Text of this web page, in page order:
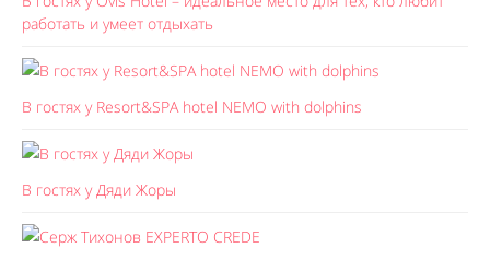
работать и умеет отдыхать
В гостях у Resort&SPA hotel NEMO with dolphins
В гостях у Дяди Жоры